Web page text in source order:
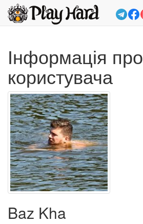
Інформація про
користувача
Baz Kha